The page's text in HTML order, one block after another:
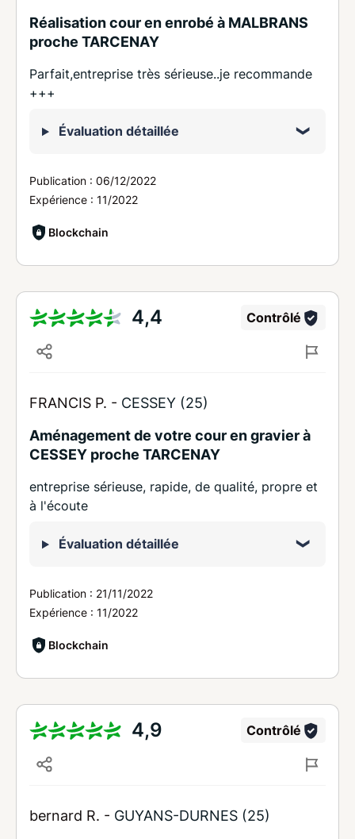
Réalisation cour en enrobé à MALBRANS
proche TARCENAY
Parfait,entreprise très sérieuse..je recommande
+++
Évaluation détaillée
Publication : 06/12/2022
Expérience : 11/2022
Blockchain
4,4 Contrôlé
FRANCIS P. - CESSEY (25)
Aménagement de votre cour en gravier à
CESSEY proche TARCENAY
entreprise sérieuse, rapide, de qualité, propre et
à l'écoute
Évaluation détaillée
Publication : 21/11/2022
Expérience : 11/2022
Blockchain
4,9 Contrôlé
bernard R. - GUYANS-DURNES (25)